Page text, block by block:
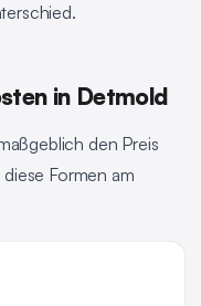
in Detmold
den Preis
Formen am